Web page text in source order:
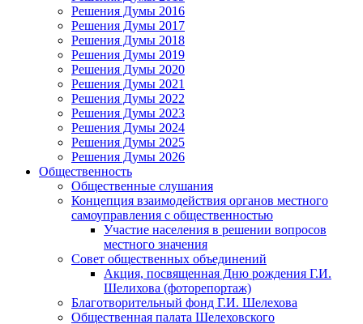
Решения Думы 2016
Решения Думы 2017
Решения Думы 2018
Решения Думы 2019
Решения Думы 2020
Решения Думы 2021
Решения Думы 2022
Решения Думы 2023
Решения Думы 2024
Решения Думы 2025
Решения Думы 2026
Общественность
Общественные слушания
Концепция взаимодействия органов местного
самоуправления с общественностью
Участие населения в решении вопросов
местного значения
Совет общественных объединений
Акция, посвященная Дню рождения Г.И.
Шелихова (фоторепортаж)
Благотворительный фонд Г.И. Шелехова
Общественная палата Шелеховского